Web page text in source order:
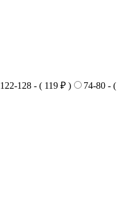
122-128 - ( 119 ₽ )
74-80 - (